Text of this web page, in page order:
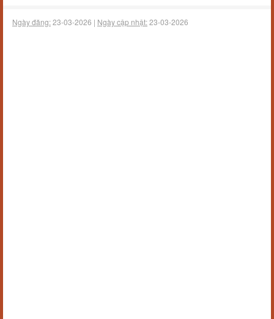
Ngày đăng:23-03-2026 | Ngày cập nhật:23-03-2026